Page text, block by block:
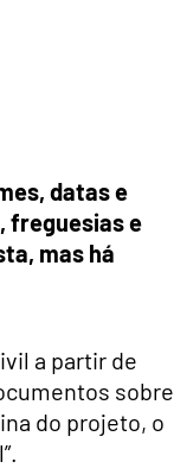
datas e
freguesias e
mas há
a partir de
sobre
do projeto, o